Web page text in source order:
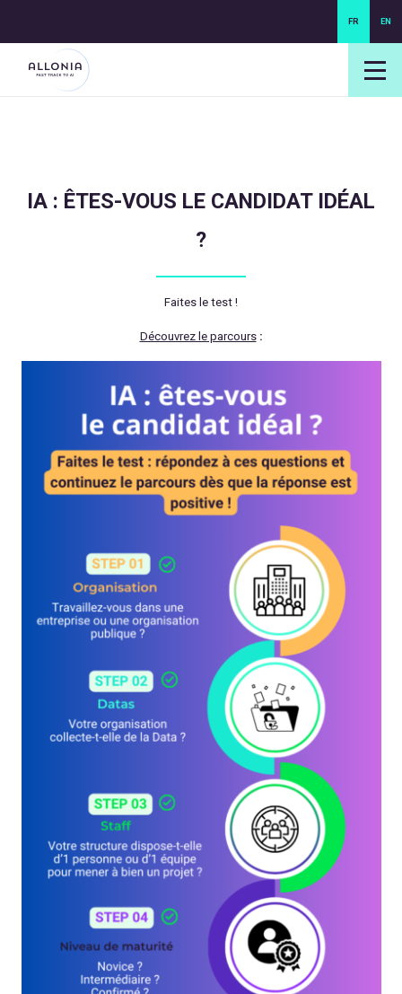
FR EN
IA : ÊTES-VOUS LE CANDIDAT IDÉAL
?
Faites le test !
Découvrez le parcours :